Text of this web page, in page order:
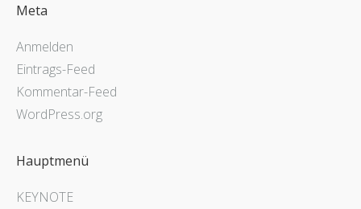
Meta
Anmelden
Eintrags-Feed
Kommentar-Feed
WordPress.org
Hauptmenü
KEYNOTE